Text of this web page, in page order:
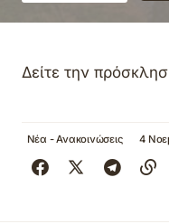
Δείτε την
Νέα - Ανακοινώσεις 4